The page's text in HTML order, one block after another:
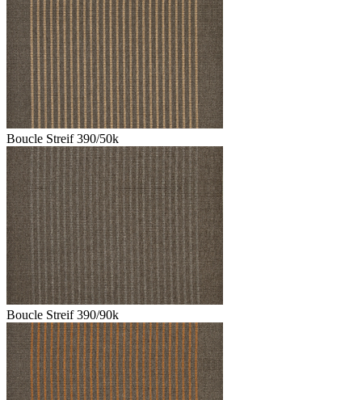
Boucle Streif 390/50k
Boucle Streif 390/90k